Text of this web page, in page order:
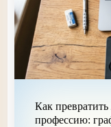
Как
профессию: